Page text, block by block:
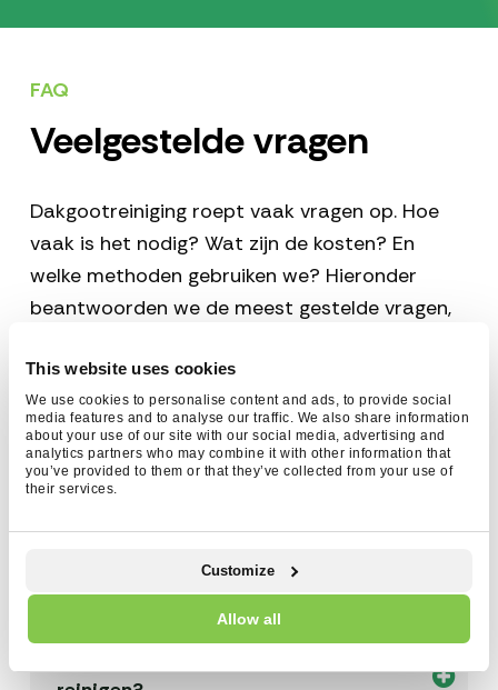
This website uses cookies
We use cookies to personalise content and ads, to provide social
media features and to analyse our traffic. We also share information
about your use of our site with our social media, advertising and
analytics partners who may combine it with other information that
you’ve provided to them or that they’ve collected from your use of
their services.
Allow all
Customize
FAQ
Veelgestelde vragen
Dakgootreiniging roept vaak vragen op. Hoe
vaak is het nodig? Wat zijn de kosten? En
welke methoden gebruiken we? Hieronder
beantwoorden we de meest gestelde vragen,
Heb je een andere vraag of wil je een
vrijblijvende offerte? Neem gerust contact
met ons op!
De duur van een dakgootreiniging hangt
af van de lengte van de dakgoten en de